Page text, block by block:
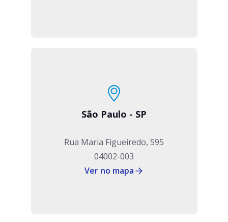
São Paulo - SP
Rua Maria Figueiredo, 595
04002-003
Ver no mapa